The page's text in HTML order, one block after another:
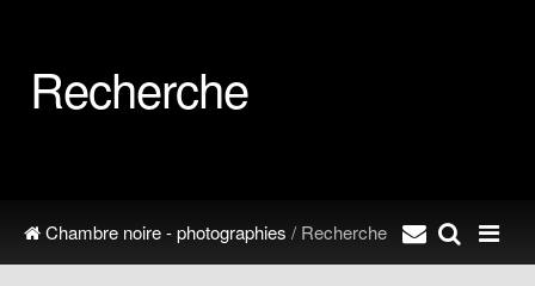
Recherche
Chambre noire - photographies / Recherche